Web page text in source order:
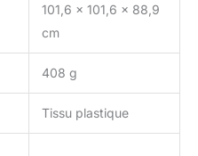
101,6 x 101,6 x 88,9
cm
408 g
Tissu plastique